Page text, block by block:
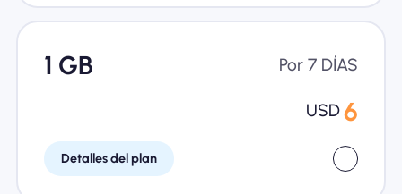
1 GB Por 7 DÍAS
USD 6
Detalles del plan